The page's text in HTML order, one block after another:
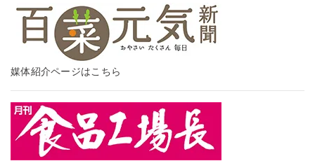
媒体紹介ページはこちら